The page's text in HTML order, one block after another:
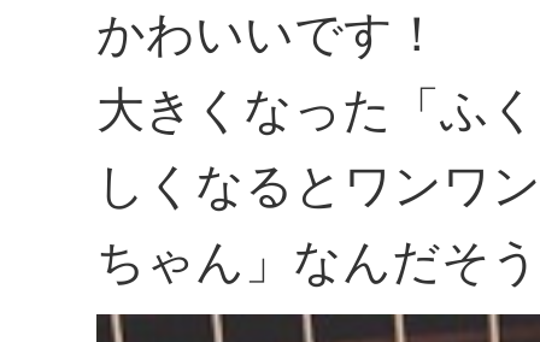
かわいいです！
大きくなった「ふ
しくなるとワンワ
ちゃん」なんだそ